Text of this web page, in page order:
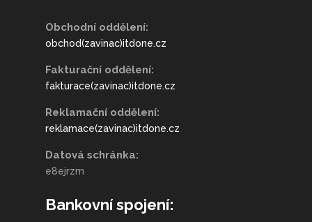
Obchodní oddělení:
obchod(zavinac)itdone.cz
Fakturační oddělení:
fakturace(zavinac)itdone.cz
Reklamační oddělení:
reklamace(zavinac)itdone.cz
Datová schránka:
e8ejrzm
Bankovní spojení: